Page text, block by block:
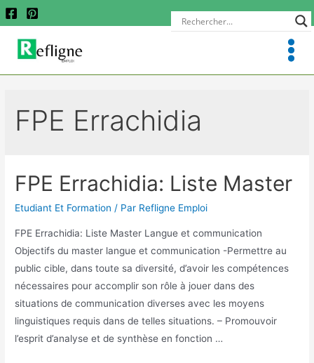
FPE Errachidia
FPE Errachidia: Liste Master
Etudiant Et Formation / Par Refligne Emploi
FPE Errachidia: Liste Master Langue et communication
Objectifs du master langue et communication -Permettre au
public cible, dans toute sa diversité, d’avoir les compétences
nécessaires pour accomplir son rôle à jouer dans des
situations de communication diverses avec les moyens
linguistiques requis dans de telles situations. – Promouvoir
l’esprit d’analyse et de synthèse en fonction …